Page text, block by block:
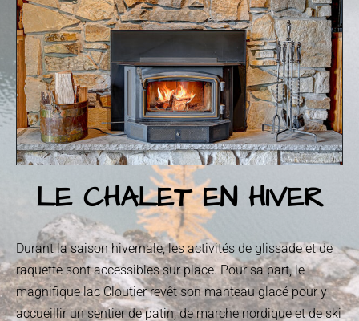
LE CHALET EN HIVER
Durant la saison hivernale, les activités de glissade et de
raquette sont accessibles sur place.Pour sa part, le
magnifique lac Cloutier revêt son manteau glacé pour y
accueillir un sentier de patin, de marche nordique et de ski